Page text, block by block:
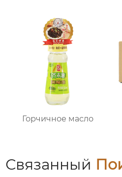
Горчичное масло
Связанный